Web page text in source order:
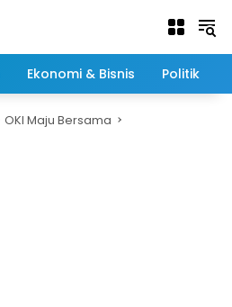
Ekonomi & Bisnis Politik
OKI Maju Bersama